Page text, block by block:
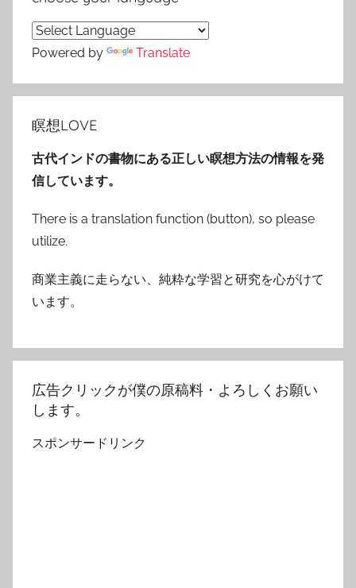
Powered by Translate
瞑想LOVE
古代インドの書物にある正しい瞑想方法の情報を発
信しています。
There is a translation function (button), so please
utilize.
商業主義に走らない、純粋な学習と研究を心がけて
います。
広告クリックが僕の原稿料・よろしくお願い
します。
スポンサードリンク